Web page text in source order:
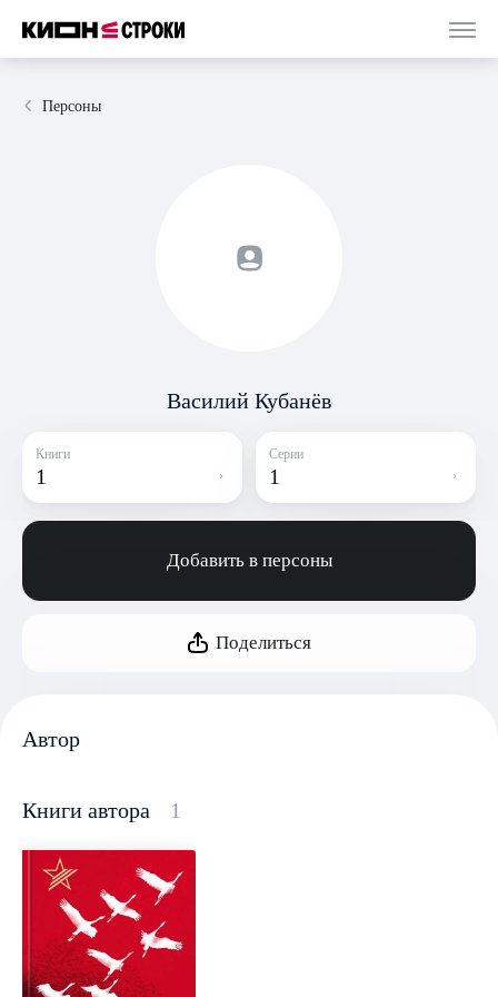
Персоны
Василий Кубанёв
Книги
1
Серии
1
Добавить в персоны
Поделиться
Автор
Книги автора 1